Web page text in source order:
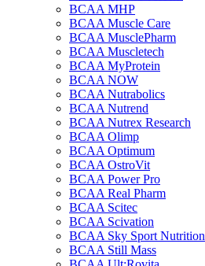
BCAA MHP
BCAA Muscle Care
BCAA MusclePharm
BCAA Muscletech
BCAA MyProtein
BCAA NOW
BCAA Nutrabolics
BCAA Nutrend
BCAA Nutrex Research
BCAA Olimp
BCAA Optimum
BCAA OstroVit
BCAA Power Pro
BCAA Real Pharm
BCAA Scitec
BCAA Scivation
BCAA Sky Sport Nutrition
BCAA Still Mass